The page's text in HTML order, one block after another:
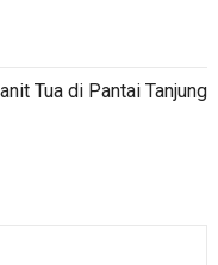
Tua di Pantai Tanjung